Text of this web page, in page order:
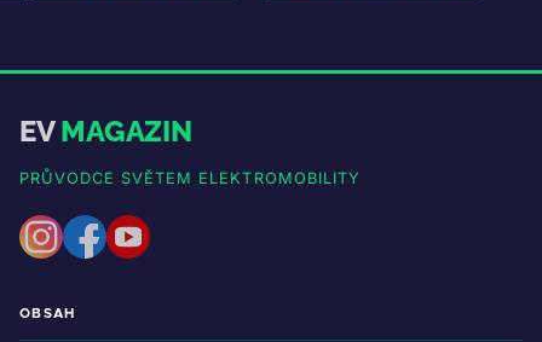
EVMAGAZIN
PRŮVODCE SVĚTEM ELEKTROMOBILITY
OBSAH